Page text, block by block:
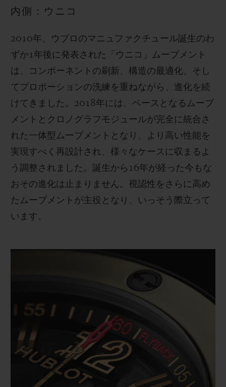
内側：ウニコ
2010年、ウブロのマニュファクチュール誕生のわ
ずか1年後に発表された「ウニコ」ムーブメント
は、コンポーネントの刷新、構造の最適化、そし
てプロポーションの洗練を重ねながら、進化を続
けてきました。2018年には、ベースとなるムーブ
メントとクロノグラフモジュールが完全に統合さ
れた一体型ムーブメントとなり、より高い性能を
実現すべく再設計され、様々なケースに収まるよ
う調整されました。誕生から16年が経った今もな
おその進化は止まりません。視認性をさらに高め
たムーブメントが主役となり、いっそう際立って
います。